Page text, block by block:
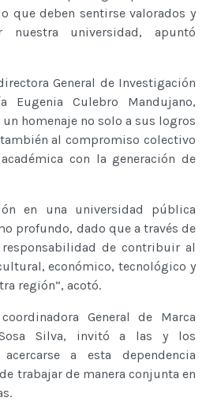
que deben sentirse valorados y
nuestra universidad, apuntó
General de Investigación
Eugenia Culebro Mandujano,
homenaje no solo a sus logros
al compromiso colectivo
con la generación de
en una universidad pública
profundo, dado que a través de
de contribuir al
económico, tecnológico y
región”, acotó.
General de Marca
Sosa Silva, invitó a las y los
a esta dependencia
trabajar de manera conjunta en